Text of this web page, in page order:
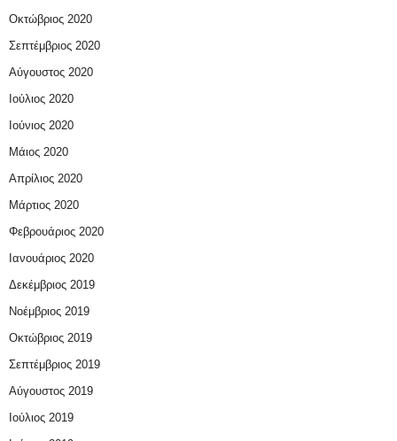
Οκτώβριος 2020
Σεπτέμβριος 2020
Αύγουστος 2020
Ιούλιος 2020
Ιούνιος 2020
Μάιος 2020
Απρίλιος 2020
Μάρτιος 2020
Φεβρουάριος 2020
Ιανουάριος 2020
Δεκέμβριος 2019
Νοέμβριος 2019
Οκτώβριος 2019
Σεπτέμβριος 2019
Αύγουστος 2019
Ιούλιος 2019